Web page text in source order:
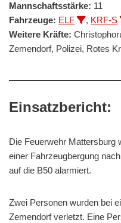
Mannschaftsstärke: 11
Fahrzeuge: ELF , KRF-S
Weitere Kräfte:
Zemendorf, Polizei, Rotes
Einsatzbericht:
Die Feuerwehr Mattersburg
einer Fahrzeugbergung
auf die B50 alarmiert.
Zwei Personen wurden bei
Zemendorf verletzt. Eine